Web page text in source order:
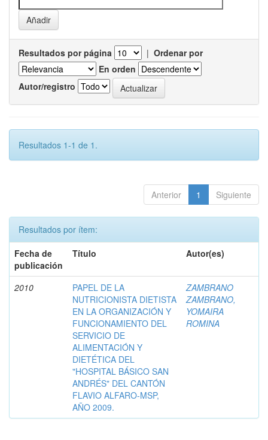
Resultados por página | Ordenar por
En orden
Autor/registro
Resultados 1-1 de 1.
Anterior 1 Siguiente
Resultados por ítem:
Fecha de
publicación
Título Autor(es)
2010
PAPEL DE LA
NUTRICIONISTA DIETISTA
EN LA ORGANIZACIÓN Y
FUNCIONAMIENTO DEL
SERVICIO DE
ALIMENTACIÓN Y
DIETÉTICA DEL
"HOSPITAL BÁSICO SAN
ANDRÉS" DEL CANTÓN
FLAVIO ALFARO-MSP,
AÑO 2009.
ZAMBRANO
ZAMBRANO,
YOMAIRA
ROMINA